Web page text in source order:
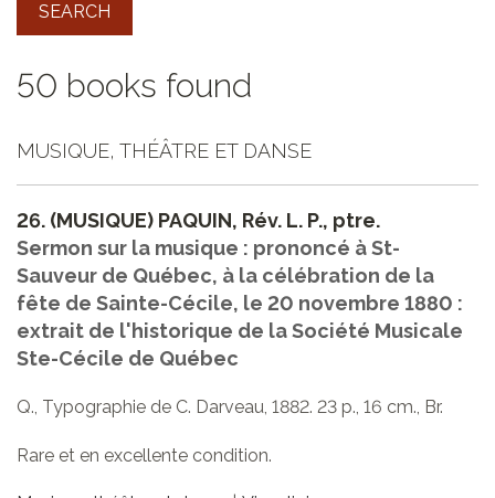
SEARCH
50 books found
MUSIQUE, THÉÂTRE ET DANSE
26. (MUSIQUE) PAQUIN, Rév. L. P., ptre.
Sermon sur la musique : prononcé à St-
Sauveur de Québec, à la célébration de la
fête de Sainte-Cécile, le 20 novembre 1880 :
extrait de l'historique de la Société Musicale
Ste-Cécile de Québec
Q., Typographie de C. Darveau, 1882. 23 p., 16 cm., Br.
Rare et en excellente condition.